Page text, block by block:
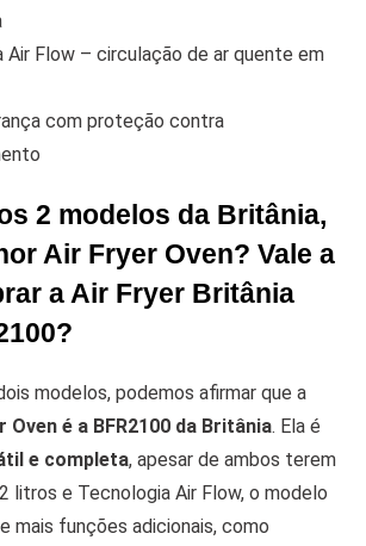
Air Flow – circulação de ar quente em
com proteção contra
2 modelos da Britânia,
Air Fryer Oven? Vale a
a Air Fryer Britânia
modelos, podemos afirmar que a
é a BFR2100 da Britânia. Ela é
e completa, apesar de ambos terem
litros e Tecnologia Air Flow, o modelo
mais funções adicionais, como